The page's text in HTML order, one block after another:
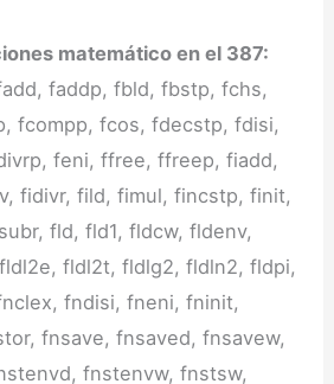
matemático en el 387:
faddp, fbld, fbstp, fchs,
fcompp, fcos, fdecstp, fdisi,
feni, ffree, ffreep, fiadd,
fidivr, fild, fimul, fincstp, finit,
fld, fld1, fldcw, fldenv,
fldl2t, fldlg2, fldln2, fldpi,
fndisi, fneni, fninit,
fnsave, fnsaved, fnsavew,
fnstenvw, fnstsw,